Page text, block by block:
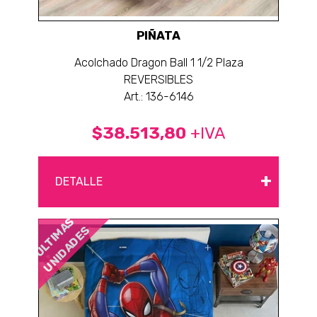
PIÑATA
Acolchado Dragon Ball 1 1/2 Plaza
REVERSIBLES
Art.: 136-6146
$38.513,80 +IVA
DETALLE +
ÚLTIMAS
UNIDADES